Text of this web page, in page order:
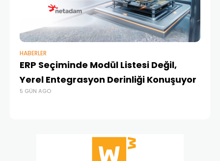
HABERLER
ERP Seçiminde Modül Listesi Değil,
Yerel Entegrasyon Derinliği Konuşuyor
5 GÜN AGO